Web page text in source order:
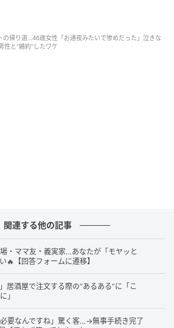
へ報告しました。
は「彼は女性経験が少なくてフリ
もう1回だけ会って」と説得。彼女
のデートへと向かったといいま
の帰り道…46歳女性「お通夜みたいで惨めだった」泣きな
と“婚約”したワケ
関連する他の記事
・ママ友・義実家…あなたが「モヤッと
🔥【回答フォームに遷移】
居酒屋で注文する際の“あるある”に「こ
」
要なんですね」驚く客…→無事手続き完了